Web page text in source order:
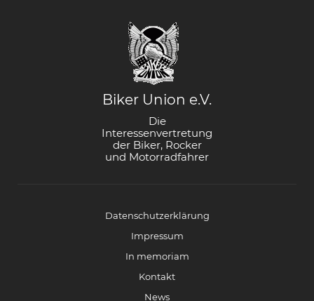
Biker Union e.V.
Die
Interessenvertretung
der Biker, Rocker
und Motorradfahrer
Datenschutzerklärung
Impressum
In memoriam
Kontakt
News